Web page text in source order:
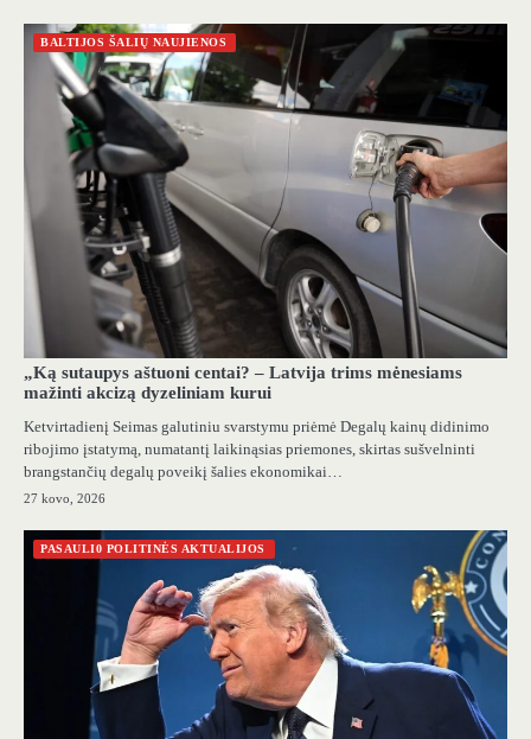
BALTIJOS ŠALIŲ NAUJIENOS
„Ką sutaupys aštuoni centai? – Latvija trims mėnesiams
mažinti akcizą dyzeliniam kurui
Ketvirtadienį Seimas galutiniu svarstymu priėmė Degalų kainų didinimo
ribojimo įstatymą, numatantį laikinąsias priemones, skirtas sušvelninti
brangstančių degalų poveikį šalies ekonomikai…
27 kovo, 2026
PASAULI0 POLITINĖS AKTUALIJOS